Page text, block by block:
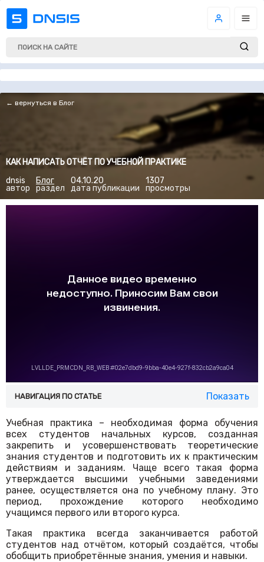
← вернуться в Блог
КАК НАПИСАТЬ ОТЧЁТ ПО УЧЕБНОЙ ПРАКТИКЕ
dnsis
автор
Блог
раздел
04.10.20
дата публикации
1307
просмотры
НАВИГАЦИЯ ПО СТАТЬЕ Показать
Учебная практика – необходимая форма обучения
всех студентов начальных курсов, созданная
закрепить и усовершенствовать теоретические
знания студентов и подготовить их к практическим
действиям и заданиям. Чаще всего такая форма
утверждается высшими учебными заведениями
ранее, осуществляется она по учебному плану. Это
период, прохождение которого необходимо
учащимся первого или второго курса.
Такая практика всегда заканчивается работой
студентов над отчётом, который создаётся, чтобы
обобщить приобретённые знания, умения и навыки.